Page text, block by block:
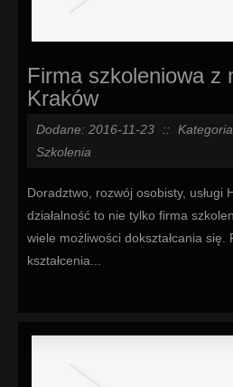
Firma szkoleniowa z
Kraków
Dodane: 2016-11-23 ::
Szkolenia
Doradztwo, rozwój osobisty, usługi
działalność to nie tylko firma
wiele możliwości dokształcania
kształcenia...